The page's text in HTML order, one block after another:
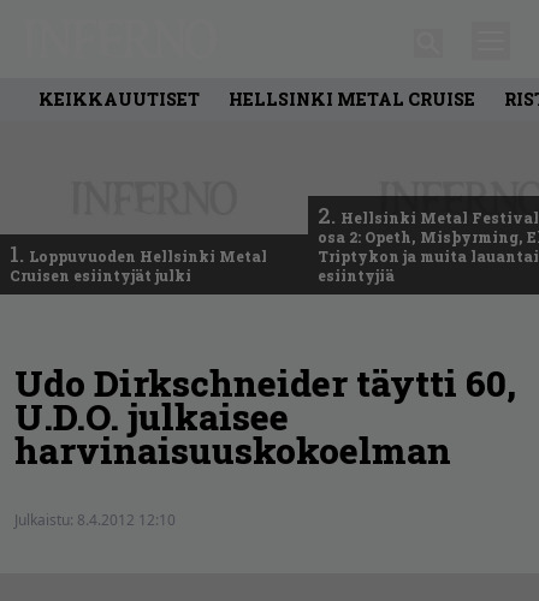
KEIKKAUUTISET HELLSINKI METAL CRUISE
1. Loppuvuoden Hellsinki Metal
Cruisen esiintyjät julki
2. Hellsinki Metal
osa 2: Opeth, Misþyrming,
Triptykon ja muita
esiintyjiä
Udo Dirkschneider täytti 60,
U.D.O. julkaisee
harvinaisuuskokoelman
Julkaistu: 8.4.2012 12:10